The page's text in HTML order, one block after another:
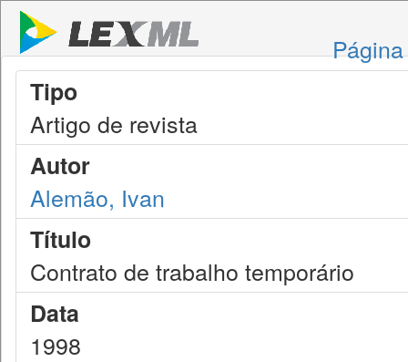
Tipo
Artigo de revista
Autor
Alemão, Ivan
Título
Contrato de trabalho temporário
Data
1998